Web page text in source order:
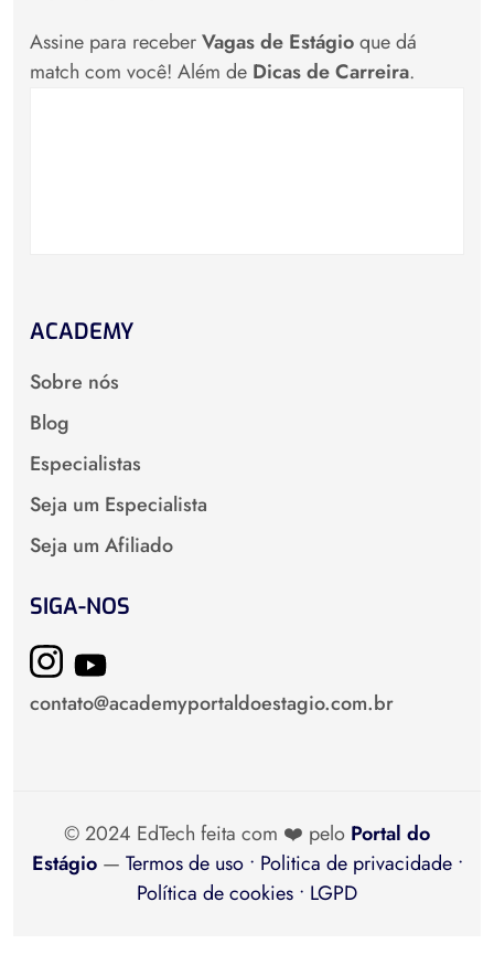
Assine para receberVagas de Estágioque dá
match com você! Além de Dicas de Carreira.
ACADEMY
Sobre nós
Blog
Especialistas
Seja um Especialista
Seja um Afiliado
SIGA-NOS
contato@academyportaldoestagio.com.br
© 2024 EdTech feita com ❤️ pelo Portal do
Estágio— Termos de uso • Politica de privacidade •
Política de cookies • LGPD